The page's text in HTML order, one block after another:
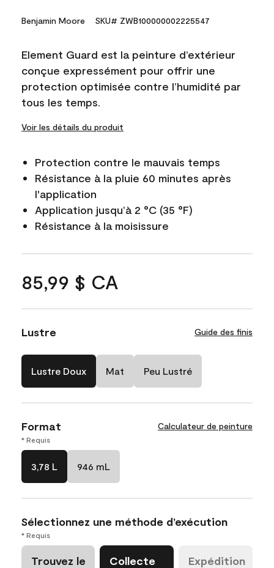
Benjamin Moore SKU# ZWB100000002225547
Element Guard est la peinture d’extérieur
conçue expressément pour offrir une
protection optimisée contre l’humidité par
tous les temps.
Voir les détails du produit
Protection contre le mauvais temps
Résistance à la pluie 60 minutes après
l'application
Application jusqu’à 2 °C (35 °F)
Résistance à la moisissure
85,99 $ CA
Lustre Guide des finis
Lustre Doux Mat Peu Lustré
Format Calculateur de peinture
* Requis
3,78 L 946 mL
Sélectionnez une méthode d’exécution
* Requis
Trouvez le
Collecte
Expédition